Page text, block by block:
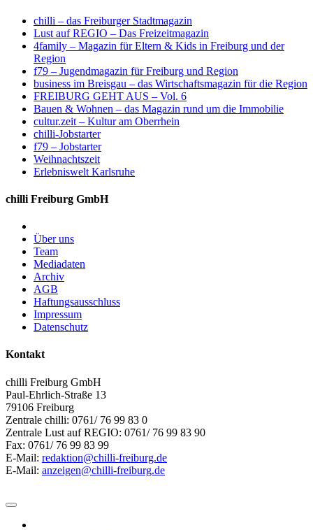
chilli – das Freiburger Stadtmagazin
Lust auf REGIO – Das Freizeitmagazin
4family – Magazin für Eltern & Kids in Freiburg und der
Region
f79 – Jugendmagazin für Freiburg und Region
business im Breisgau – das Wirtschaftsmagazin für die Region
FREIBURG GEHT AUS – Vol. 6
Bauen & Wohnen – das Magazin rund um die Immobilie
cultur.zeit – Kultur am Oberrhein
chilli-Jobstarter
f79 – Jobstarter
Weihnachtszeit
Erlebniswelt Karlsruhe
chilli Freiburg GmbH
Über uns
Team
Mediadaten
Archiv
AGB
Haftungsausschluss
Impressum
Datenschutz
Kontakt
chilli Freiburg GmbH
Paul-Ehrlich-Straße 13
79106 Freiburg
Zentrale chilli: 0761/ 76 99 83 0
Zentrale Lust auf REGIO: 0761/ 76 99 83 90
Fax: 0761/ 76 99 83 99
E-Mail: redaktion@chilli-freiburg.de
E-Mail: anzeigen@chilli-freiburg.de